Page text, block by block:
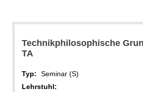
Technikphilosophische
TA
Typ:
Seminar (S)
Lehrstuhl: